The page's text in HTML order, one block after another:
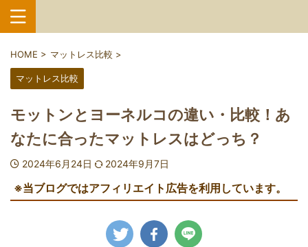
HOME > マットレス比較 >
マットレス比較
モットンとヨーネルコの違い・比較！あ
なたに合ったマットレスはどっち？
2024年6月24日 2024年9月7日
※当ブログではアフィリエイト広告を利用しています。